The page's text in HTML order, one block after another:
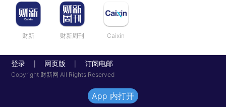
财新 财新周刊 Caixin
登录 网页版 订阅电邮
Copyright 财新网 All Rights Reserved
App 内打开